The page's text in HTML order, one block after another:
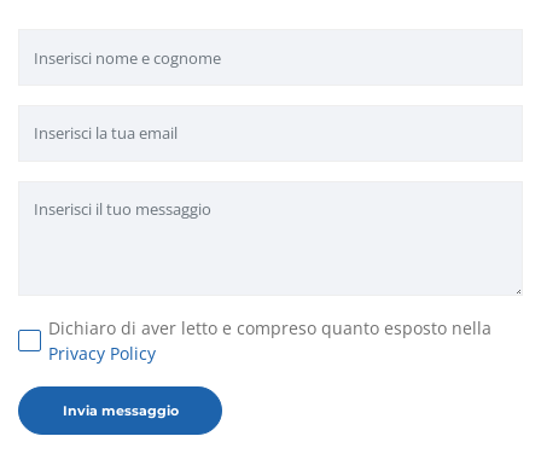
Dichiaro di aver letto e compreso quanto esposto nella
Privacy Policy